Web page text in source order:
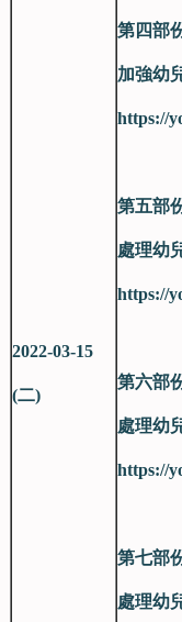
2022-03-15
(二)
第四部
加強幼
https://
第五部
處理幼
https://
第六部
處理幼
https://
第七部
處理幼